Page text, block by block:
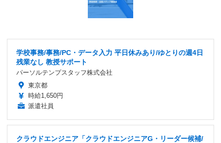
学校事務/事務/PC・データ入力 平日休みあり/ゆとりの週4日
残業なし 教授サポート
パーソルテンプスタッフ株式会社
東京都
時給1,650円
派遣社員
クラウドエンジニア「クラウドエンジニアG・リーダー候補/